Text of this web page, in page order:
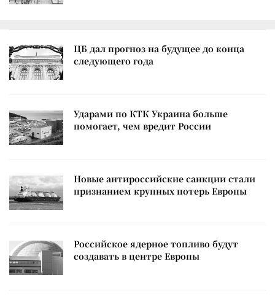
ЦБ дал прогноз на будущее до конца
следующего года
Ударами по КТК Украина больше
помогает, чем вредит России
Новые антироссийские санкции стали
признанием крупных потерь Европы
Российское ядерное топливо будут
создавать в центре Европы